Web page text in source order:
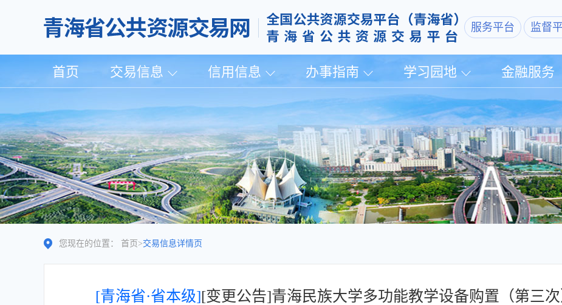
服务平台 监督
首页 交易信息 信用信息 办事指南 学习园地 金融服务
您现在的位置： 首页 >交易信息详情页
[青海省·省本级][变更公告]青海民族大学多功能教学设备购置（第三